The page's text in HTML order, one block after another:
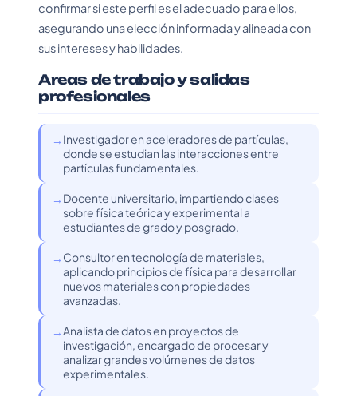
confirmar si este perfil es el adecuado para ellos,
asegurando una elección informada y alineada con
sus intereses y habilidades.
Areas de trabajo y salidas
profesionales
Investigador en aceleradores de partículas,
donde se estudian las interacciones entre
partículas fundamentales.
Docente universitario, impartiendo clases
sobre física teórica y experimental a
estudiantes de grado y posgrado.
Consultor en tecnología de materiales,
aplicando principios de física para desarrollar
nuevos materiales con propiedades
avanzadas.
Analista de datos en proyectos de
investigación, encargado de procesar y
analizar grandes volúmenes de datos
experimentales.